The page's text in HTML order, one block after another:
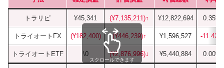
トラリピ ¥45,341 (¥7,135,211)↑ ¥12,822,694 0.35%
トライオートFX (¥182,400) (¥446,239)↑ ¥1,596,527 -11.42%
トライオートETF \0 (¥2,876,996)↓ ¥5,440,884 0.00%
スクロールできます